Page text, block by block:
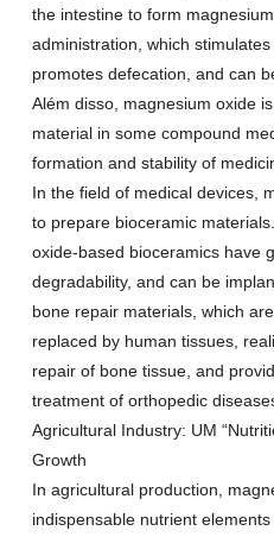
the intestine to form
administration which
promotes defecation and can
Além disso, magnesium oxide
material in some compound
formation and stability of
In the field of medical devices,
to prepare bioceramic materials
oxide-based bioceramics have
degradability, and can be
bone repair materials, which
replaced by human tissues,
repair of bone tissue, and
treatment of orthopedic
Agricultural Industry: UM “
Growth
In agricultural production
indispensable nutrient